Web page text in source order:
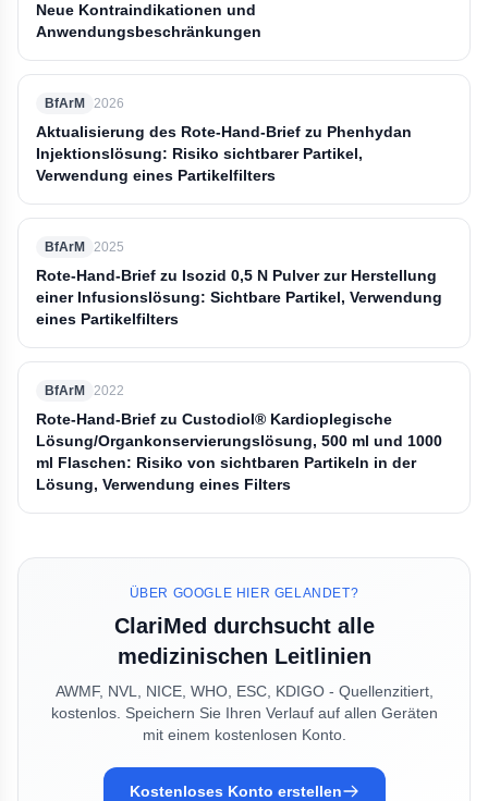
Neue Kontraindikationen und
Anwendungsbeschränkungen
BfArM 2026
Aktualisierung des Rote-Hand-Brief zu Phenhydan
Injektionslösung: Risiko sichtbarer Partikel,
Verwendung eines Partikelfilters
BfArM 2025
Rote-Hand-Brief zu Isozid 0,5 N Pulver zur Herstellung
einer Infusionslösung: Sichtbare Partikel, Verwendung
eines Partikelfilters
BfArM 2022
Rote-Hand-Brief zu Custodiol® Kardioplegische
Lösung/Organkonservierungslösung, 500 ml und 1000
ml Flaschen: Risiko von sichtbaren Partikeln in der
Lösung, Verwendung eines Filters
ÜBER GOOGLE HIER GELANDET?
ClariMed durchsucht alle
medizinischen Leitlinien
AWMF, NVL, NICE, WHO, ESC, KDIGO - Quellenzitiert,
kostenlos. Speichern Sie Ihren Verlauf auf allen Geräten
mit einem kostenlosen Konto.
Kostenloses Konto erstellen